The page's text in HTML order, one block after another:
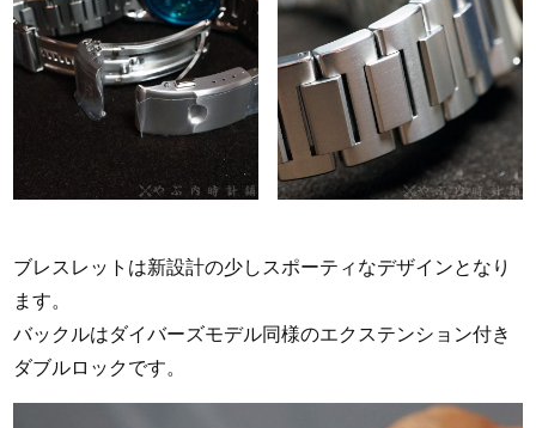
ブレスレットは新設計の少しスポーティなデザインとなり
ます。
バックルはダイバーズモデル同様のエクステンション付き
ダブルロックです。